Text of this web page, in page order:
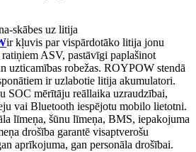
skābes uz litija
ir kļuvis par vispārdotāko litija jonu
ASV, pastāvīgi paplašinot
uzticamības robežas. ROYPOW stendā
ir uzlabotie litija akumulatori.
SOC mērītāju reāllaika uzraudzībai,
vai Bluetooth iespējotu mobilo lietotni.
līmeņa, šūnu līmeņa, BMS, iepakojuma
drošība garantē visaptverošu
aprīkojuma, gan personāla drošībai.